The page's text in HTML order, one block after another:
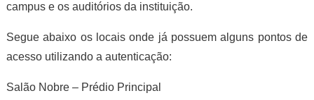
campus e os auditórios da instituição.
Segue abaixo os locais onde já possuem alguns pontos de
acesso utilizando a autenticação:
Salão Nobre – Prédio Principal